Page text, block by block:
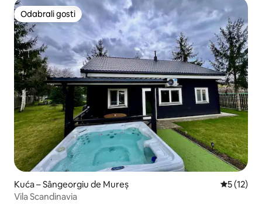
Odabrali gosti
Odabrali gosti
Kuća – Sângeorgiu de Mureș Prosječna
5 (12)
Vila Scandinavia